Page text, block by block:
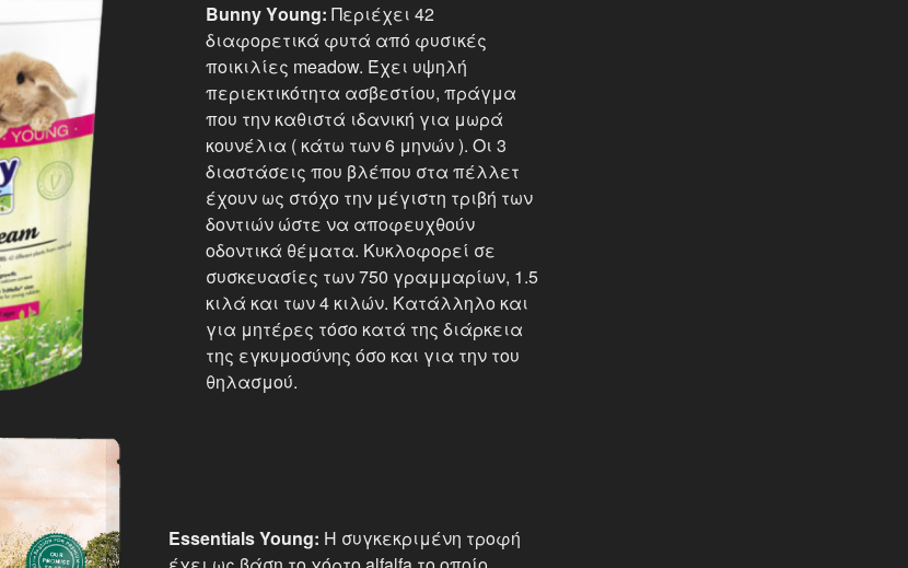
Βunny Υoung: Περιέχει 42
διαφορετικά φυτά από φυσικές
ποικιλίες meadow. Έχει υψηλή
περιεκτικότητα ασβεστίου, πράγμα
που την καθιστά ιδανική για μωρά
κουνέλια ( κάτω των 6 μηνών ). Οι 3
διαστάσεις που βλέπου στα πέλλετ
έχουν ως στόχο την μέγιστη τριβή των
δοντιών ώστε να αποφευχθούν
οδοντικά θέματα. Κυκλοφορεί σε
συσκευασίες των 750 γραμμαρίων, 1.5
κιλά και των 4 κιλών. Κατάλληλο και
για μητέρες τόσο κατά της διάρκεια
της εγκυμοσύνης όσο και για την του
θηλασμού.
Essentials Young: Η συγκεκριμένη τροφή